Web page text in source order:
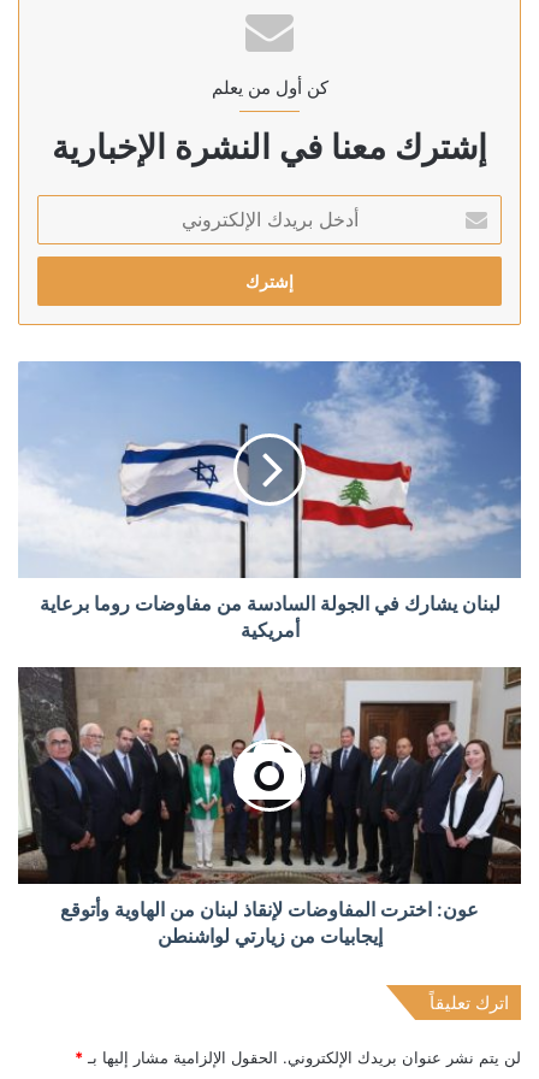
كن أول من يعلم
إشترك معنا في النشرة الإخبارية
بريدك
الإلكتروني
لبنان يشارك في الجولة السادسة من مفاوضات روما برعاية
أمريكية
عون: اخترت المفاوضات لإنقاذ لبنان من الهاوية وأتوقع
إيجابيات من زيارتي لواشنطن
اترك تعليقاً
لن يتم نشر عنوان بريدك الإلكتروني. الحقول الإلزامية مشار إليها بـ *